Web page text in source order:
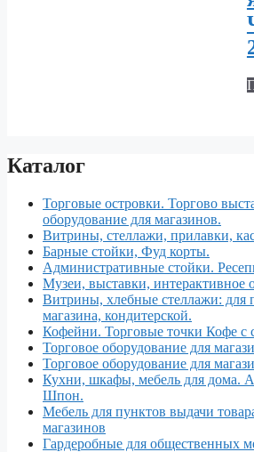
Каталог
Торговые островки. Торгово
оборудование для магазинов.
Витрины, стеллажи, прилавки,
Барные стойки, Фуд корты.
Aдминистративные стойки.
Музеи, выставки, интерактивное
Витрины, хлебные стеллажи: для
магазина, кондитерской.
Кофейни. Торговые точки Кофе с
Торговое оборудование для
Торговое оборудование для
Кухни, шкафы, мебель для дома.
Шпон.
Мебель для пунктов выдачи
магазинов
Гардеробные для общественных